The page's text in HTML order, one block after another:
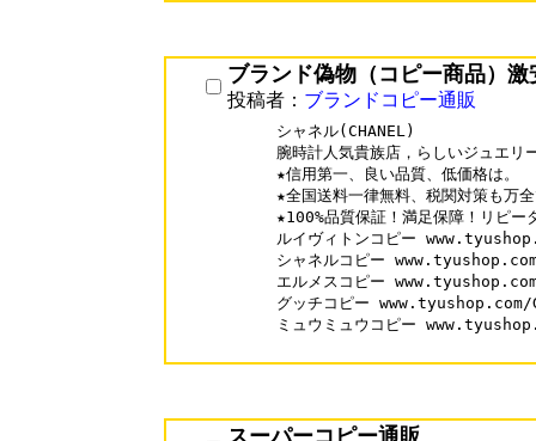
ブランド偽物（コピー商品）激
投稿者： ブランドコピー通販
シャネル(CHANEL)
腕時計人気貴族店，らしいジュエリ
★信用第一、良い品質、低価格は。
★全国送料一律無料、税関対策も万
★100%品質保証！満足保障！リピー
ルイヴィトンコピー
シャネルコピー
エルメスコピー
グッチコピー
ミュウミュウコピー
スーパーコピー通販